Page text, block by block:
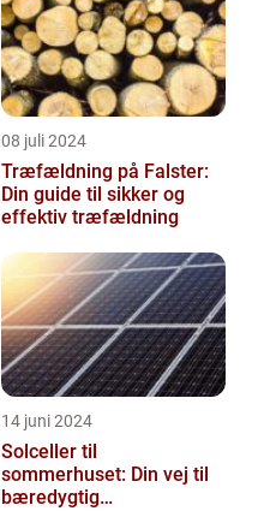
08 juli 2024
Træfældning på Falster:
Din guide til sikker og
effektiv træfældning
14 juni 2024
Solceller til
sommerhuset: Din vej til
bæredygtig